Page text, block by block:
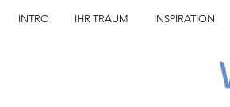
INTRO IHR TRAUM INSPIRATION